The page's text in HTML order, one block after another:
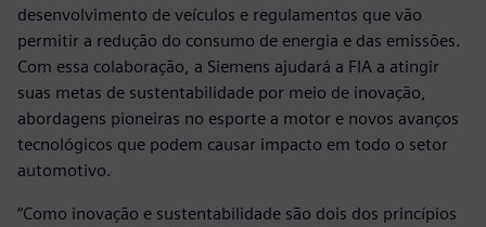
desenvolvimento de veículos e regulamentos que vão
permitir a redução do consumo de energia e das emissões.
Com essa colaboração, a Siemens ajudará a FIA a atingir
suas metas de sustentabilidade por meio de inovação,
abordagens pioneiras no esporte a motor e novos avanços
tecnológicos que podem causar impacto em todo o setor
automotivo.
“Como inovação e sustentabilidade são dois dos princípios